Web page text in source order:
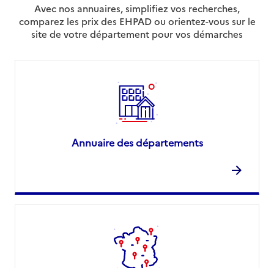
Avec nos annuaires, simplifiez vos recherches,
comparez les prix des EHPAD ou orientez-vous sur le
site de votre département pour vos démarches
Annuaire des départements